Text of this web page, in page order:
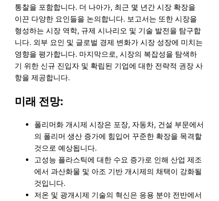
통찰을 포함합니다. 더 나아가, 최근 몇 년간 시장 확장을
이끈 다양한 요인들을 논의합니다. 보고서는 또한 시장을
형성하는 시장 역학, 규제 시나리오 및 기술 발전을 탐구합
니다. 외부 요인 및 글로벌 경제 변화가 시장 성장에 미치는
영향을 평가합니다. 마지막으로, 시장의 복잡성을 탐색하
기 위한 신규 진입자 및 확립된 기업에 대한 전략적 권장 사
항을 제공합니다.
미래 전망:
폴리머화 개시제 시장은 포장, 자동차, 건설 부문에서
의 폴리머 생산 증가에 힘입어 꾸준한 확장을 목격할
것으로 예상됩니다.
고성능 플라스틱에 대한 수요 증가로 인해 산업 제조
에서 과산화물 및 아조 기반 개시제의 채택이 강화될
것입니다.
저온 및 광개시제 기술의 혁신은 응용 분야 전반에서